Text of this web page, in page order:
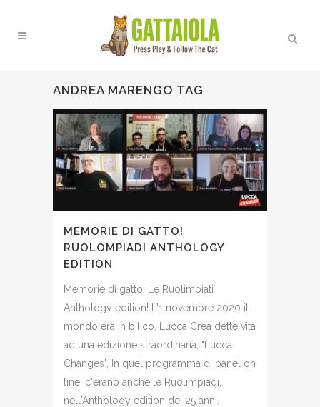
ANDREA MARENGO TAG
MEMORIE DI GATTO!
RUOLOMPIADI ANTHOLOGY
EDITION
Memorie di gatto! Le Ruolimpiati
Anthology edition! L'1 novembre 2020 il
mondo era in bilico. Lucca Crea dette vita
ad una edizione straordinaria, "Lucca
Changes". In quel programma di panel on
line, c'erano anche le Ruolimpiadi,
nell'Anthology edition dei 25 anni.